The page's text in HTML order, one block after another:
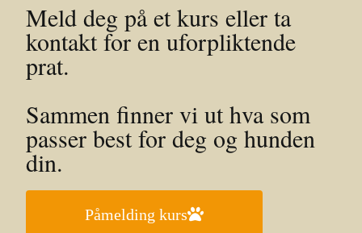
Meld deg på et kurs eller ta
kontakt for en uforpliktende
prat.
Sammen finner vi ut hva som
passer best for deg og hunden
din.
Påmelding kurs